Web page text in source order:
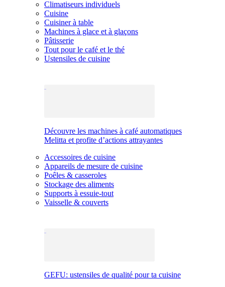
Climatiseurs individuels
Cuisine
Cuisiner à table
Machines à glace et à glaçons
Pâtisserie
Tout pour le café et le thé
Ustensiles de cuisine
Découvre les machines à café automatiques
Melitta et profite d’actions attrayantes
Accessoires de cuisine
Appareils de mesure de cuisine
Poêles & casseroles
Stockage des aliments
Supports à essuie-tout
Vaisselle & couverts
GEFU: ustensiles de qualité pour ta cuisine